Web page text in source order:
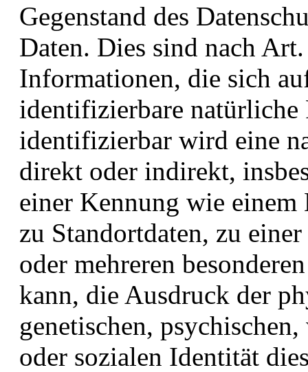
Gegenstand des
Daten. Dies sind nach
Informationen, die sich
identifizierbare natürliche
identifizierbar wird eine
direkt oder indirekt,
einer Kennung wie einem
zu Standortdaten, zu
oder mehreren
kann, die Ausdruck der
genetischen,
oder sozialen Identität